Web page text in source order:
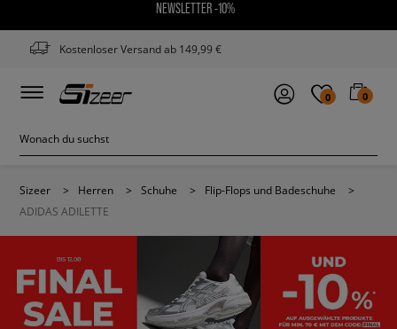
NEWSLETTER -10%
Kostenloser Versand ab 149,99 €
0 0
Sizeer > Herren > Schuhe > Flip-Flops und Badeschuhe
>
ADIDAS ADILETTE